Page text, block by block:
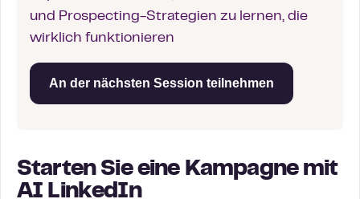
und Prospecting-Strategien zu lernen, die
wirklich funktionieren
An der nächsten Session teilnehmen
Starten Sie eine Kampagne mit
AI LinkedIn